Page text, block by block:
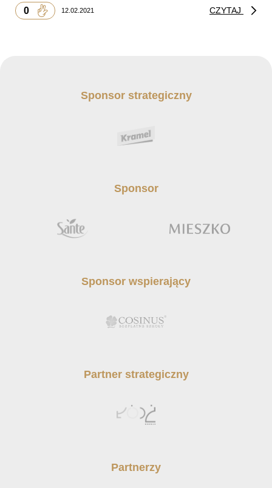
0 12.02.2021 CZYTAJ
Sponsor strategiczny
Sponsor
Sponsor wspierający
Partner strategiczny
Partnerzy